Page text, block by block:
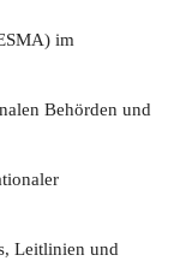
im
Behörden und
Leitlinien und